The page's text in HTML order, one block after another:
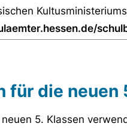
für die neuen
5. Klassen